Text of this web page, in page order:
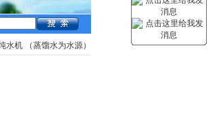
机 （蒸馏水为水源）